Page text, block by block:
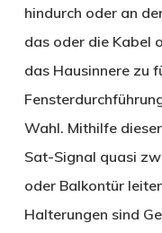
hindurch oder an
das oder die Kabel
das Hausinnere zu
Wahl. Mithilfe
Sat-Signal quasi
oder Balkontür
Halterungen sind